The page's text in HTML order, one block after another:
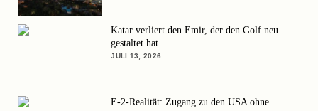
Katar verliert den Emir, der den Golf neu
gestaltet hat
JULI 13, 2026
E-2-Realität: Zugang zu den USA ohne